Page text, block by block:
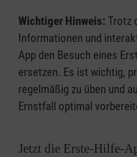
Wichtiger Hinweis: Trotz
Informationen und
App den Besuch eines
ersetzen. Es ist wichtig,
regelmäßig zu üben und
Ernstfall optimal
Jetzt die Erste-Hilfe-